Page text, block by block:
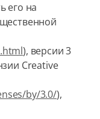
его на
), версии 3
Creative
by/3.0/),